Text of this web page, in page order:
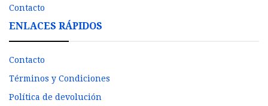
Contacto
ENLACES RÁPIDOS
Contacto
Términos y Condiciones
Política de devolución